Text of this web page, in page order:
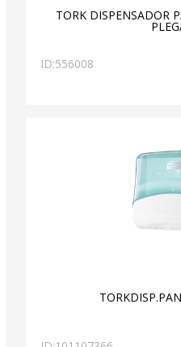
TORK DISPENSADOR
ID:556008